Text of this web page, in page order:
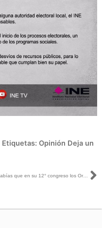
Etiquetas: Opinión Deja un
¿Sabías que en su 12° congreso los Organismos Públicos Autónomos de México tratan temas de cultura cívica?